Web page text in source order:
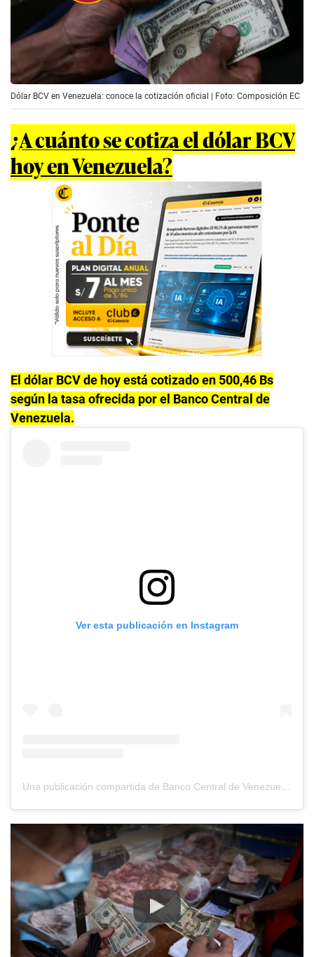
Dólar BCV en Venezuela: conoce la cotización oficial | Foto: Composición EC
¿A cuánto se cotiza el dólar BCV
hoy en Venezuela?
El dólar BCV de hoy está cotizado en 500,46 Bs
según la tasa ofrecida por el Banco Central de
Venezuela.
Ver esta publicación en Instagram
Play